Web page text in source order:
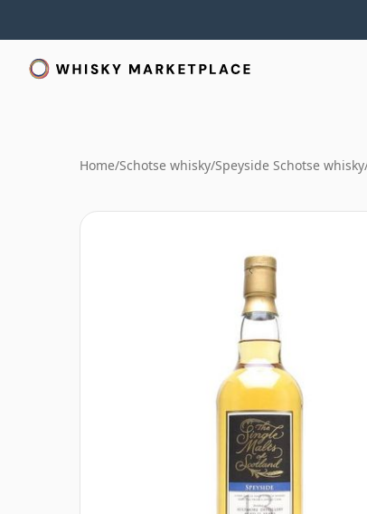
Home/Schotse whisky/Speyside Schotse whisky